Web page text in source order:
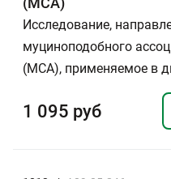
Исследование,
муциноподобного
(МСА), применяемое в
1 095 руб